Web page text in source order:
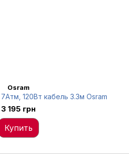
Osram
120Вт кабель 3.3м Osram
3 195 грн
Купить